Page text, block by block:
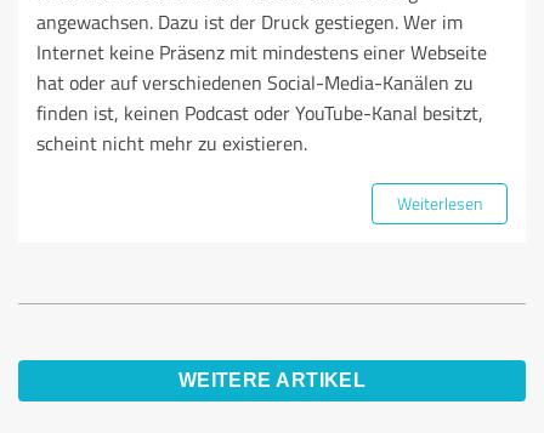
angewachsen. Dazu ist der Druck gestiegen. Wer im
Internet keine Präsenz mit mindestens einer Webseite
hat oder auf verschiedenen Social-Media-Kanälen zu
finden ist, keinen Podcast oder YouTube-Kanal besitzt,
scheint nicht mehr zu existieren.
Weiterlesen
WEITERE ARTIKEL